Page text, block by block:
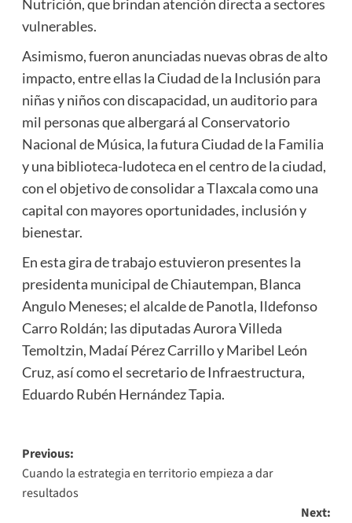
Nutrición, que brindan atención directa a sectores
vulnerables.
Asimismo, fueron anunciadas nuevas obras de alto
impacto, entre ellas la Ciudad de la Inclusión para
niñas y niños con discapacidad, un auditorio para
mil personas que albergará al Conservatorio
Nacional de Música, la futura Ciudad de la Familia
y una biblioteca-ludoteca en el centro de la ciudad,
con el objetivo de consolidar a Tlaxcala como una
capital con mayores oportunidades, inclusión y
bienestar.
En esta gira de trabajo estuvieron presentes la
presidenta municipal de Chiautempan, Blanca
Angulo Meneses; el alcalde de Panotla, Ildefonso
Carro Roldán; las diputadas Aurora Villeda
Temoltzin, Madaí Pérez Carrillo y Maribel León
Cruz, así como el secretario de Infraestructura,
Eduardo Rubén Hernández Tapia.
Post
navigation
Previous:
Cuando la estrategia en territorio empieza a dar
resultados
Next: